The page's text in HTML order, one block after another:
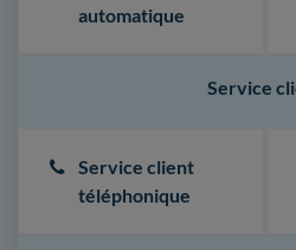
automatique
Service client
téléphonique
Service